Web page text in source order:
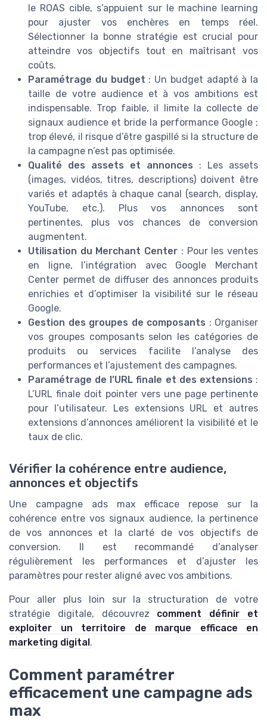
le ROAS cible, s’appuient sur le machine learning
pour ajuster vos enchères en temps réel.
Sélectionner la bonne stratégie est crucial pour
atteindre vos objectifs tout en maîtrisant vos
coûts.
Paramétrage du budget : Un budget adapté à la
taille de votre audience et à vos ambitions est
indispensable. Trop faible, il limite la collecte de
signaux audience et bride la performance Google ;
trop élevé, il risque d’être gaspillé si la structure de
la campagne n’est pas optimisée.
Qualité des assets et annonces : Les assets
(images, vidéos, titres, descriptions) doivent être
variés et adaptés à chaque canal (search, display,
YouTube, etc.). Plus vos annonces sont
pertinentes, plus vos chances de conversion
augmentent.
Utilisation du Merchant Center : Pour les ventes
en ligne, l’intégration avec Google Merchant
Center permet de diffuser des annonces produits
enrichies et d’optimiser la visibilité sur le réseau
Google.
Gestion des groupes de composants : Organiser
vos groupes composants selon les catégories de
produits ou services facilite l’analyse des
performances et l’ajustement des campagnes.
Paramétrage de l’URL finale et des extensions :
L’URL finale doit pointer vers une page pertinente
pour l’utilisateur. Les extensions URL et autres
extensions d’annonces améliorent la visibilité et le
taux de clic.
Vérifier la cohérence entre audience,
annonces et objectifs
Une campagne ads max efficace repose sur la
cohérence entre vos signaux audience, la pertinence
de vos annonces et la clarté de vos objectifs de
conversion. Il est recommandé d’analyser
régulièrement les performances et d’ajuster les
paramètres pour rester aligné avec vos ambitions.
Pour aller plus loin sur la structuration de votre
stratégie digitale, découvrez comment définir et
exploiter un territoire de marque efficace en
marketing digital .
Comment paramétrer
efficacement une campagne ads
max